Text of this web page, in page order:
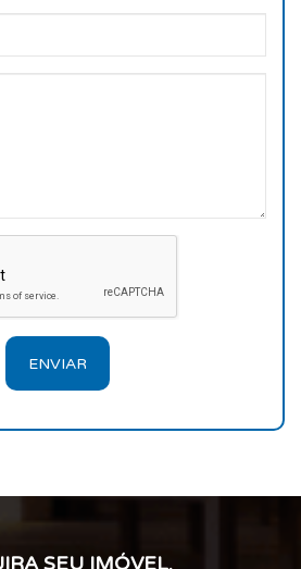
ENVIAR
SEU IMÓVEL.